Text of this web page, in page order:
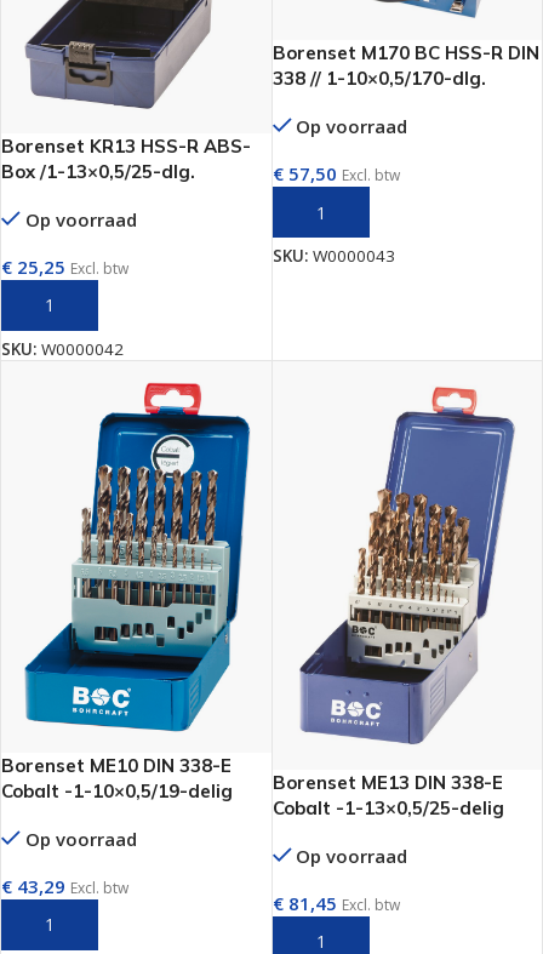
Borenset KR13 HSS-R ABS-
Box /1-13×0,5/25-dlg.
Op voorraad
€ 25,25 Excl. btw
SKU: W0000042
Borenset M170 BC HSS-R DIN
338 // 1-10×0,5/170-dlg.
Op voorraad
€57,50 Excl. btw
SKU: W0000043
Borenset ME10 DIN 338-E
Cobalt -1-10×0,5/19-delig
Op voorraad
€ 43,29 Excl. btw
Borenset ME13 DIN 338-E
Cobalt -1-13×0,5/25-delig
Op voorraad
€81,45 Excl. btw